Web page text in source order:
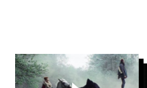
Papaya
Young